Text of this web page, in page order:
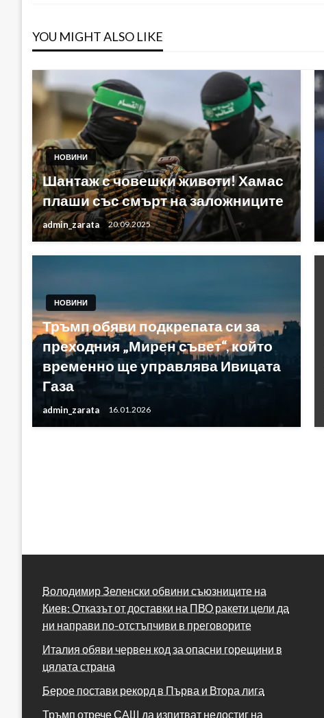
YOU MIGHT ALSO LIKE
НОВИНИ
Шантаж с човешки животи! Хамас
плаши със смърт на заложниците
admin_zarata 20.09.2025
НОВИНИ
Тръмп обяви подкрепата си за
преходния „Мирен съвет“, който
временно ще управлява Ивицата
Газа
admin_zarata 16.01.2026
Володимир Зеленски обвини съюзниците на
Киев: Отказът от доставки на ПВО ракети цели да
ни направи по-отстъпчиви в преговорите
Италия обяви червен код за опасни горещини в
цялата страна
Берое постави рекорд в Първа и Втора лига
Тръмп отрече САЩ да изпитват недостиг на